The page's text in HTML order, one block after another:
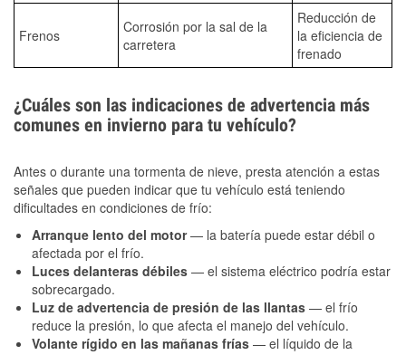
Frenos
Corrosión por la sal de la
carretera
Reducción de
la eficiencia de
frenado
¿Cuáles son las indicaciones de advertencia más
comunes en invierno para tu vehículo?
Antes o durante una tormenta de nieve, presta atención a estas
señales que pueden indicar que tu vehículo está teniendo
dificultades en condiciones de frío:
Arranque lento del motor— la batería puede estar débil o
afectada por el frío.
Luces delanteras débiles — el sistema eléctrico podría estar
sobrecargado.
Luz de advertencia de presión de las llantas — el frío
reduce la presión, lo que afecta el manejo del vehículo.
Volante rígido en las mañanas frías — el líquido de la